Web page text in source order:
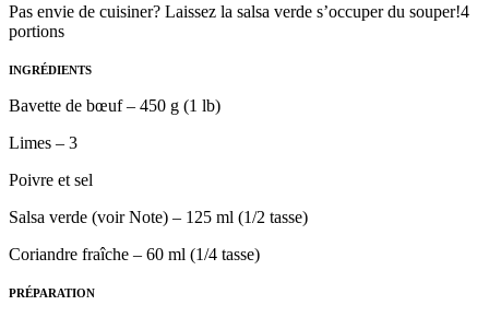
Pas envie de cuisiner? Laissez la salsa verde s’occuper du souper!4
portions
INGRÉDIENTS
Bavette de bœuf – 450 g (1 lb)
Limes – 3
Poivre et sel
Salsa verde (voir Note) – 125 ml (1/2 tasse)
Coriandre fraîche – 60 ml (1/4 tasse)
PRÉPARATION